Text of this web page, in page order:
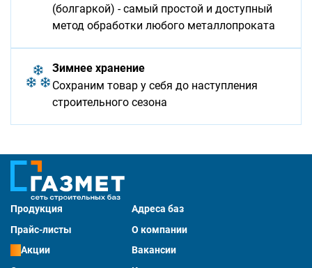
(болгаркой) - самый простой и доступный
метод обработки любого металлопроката
Зимнее хранение
Сохраним товар у себя до наступления
строительного сезона
Продукция
Адреса баз
Прайс-листы
О компании
Акции
Вакансии